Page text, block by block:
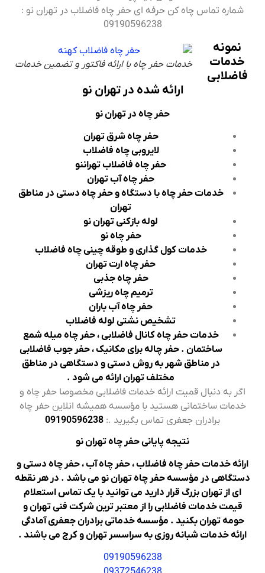
شماره تماس چاه کن حرفه ای حفر چاه فاضلاب در تهران نو :
09190596238
خدمات حفر چاه با ارائه فاکتور و تضمین خدمات
نمونه
خدمات
فاضلابی
ارائه شده در تهران نو
حفر چاه در تهران نو
حفر چاه شرق تهران
لایروبی چاه فاضلاب
حفر چاه فاضلاب تهراننو
حفر چاه آب تهران
خدمات حفر چاه با دستگاه و حفر چاه دستی در مناطق
تهران
لوله بازکنی تهران نو
حفر چاه نو
خدمات کول گذاری و طوقه چینی چاه فاضلاب
حفر چاه ارت تهران
حفر چاه جذبی
ترمیم چاه ریزشی
حفر چاه آب باران
تشخیص نشتی لوله فاضلاب
خدمات حفر چاه کانال فاضلابی ، حفر چاه میله شمع
ساختمان . حفر چاله برای مکانیک ، حفر جوب فاضلابی
در مناطق شهر به روش دستی و دستگاهی در مناطق
مختلف تهران ارائه می شود .
اگر به دنبال قمیت ارائه خدمات فاضلابی مخصوصا حفر چاه و
خدمات ساختمانی هستید با مؤسسه همیشه انلاین حفر چاه
برادران جعفری تماس بگیرید .: 09190596238
نتیجه پایانی حفر چاه تهران نو
ارائه خدمات حفر چاه فاضلاب ، حفر چاه آب ، حفر چاه دستی و
دستگاهی در مؤسسه حفر چاه تهران نو می باشد . در هر نقطه
ای از تهران بزرگ قرار دارید می توانید با یک تماس استعلام
قیمت خدمات فاضلابی را از معتبر ترین شرکت فنی تهران و
حومه تهران بکنید . مؤسسه خدماتی برادران جعفری آمادگی
ارائه خدمات شبانه روزی به سراسسر تهران و کرج می باشند .
09190596238